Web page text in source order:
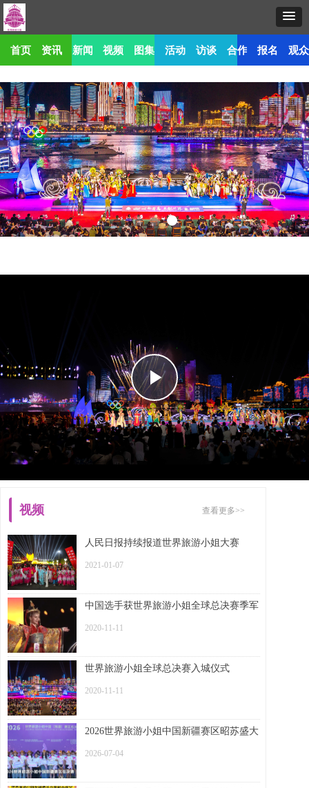
首页 资讯 新闻 视频 图集 活动 访谈 合作 报名 观众
Play
Video
人民日报持续报道世界旅游小姐大赛
2021-01-07
中国选手获世界旅游小姐全球总决赛季军
2020-11-11
世界旅游小姐全球总决赛入城仪式
2020-11-11
2026世界旅游小姐中国新疆赛区昭苏盛大
启幕
2026-07-04
视频 查看更多>>